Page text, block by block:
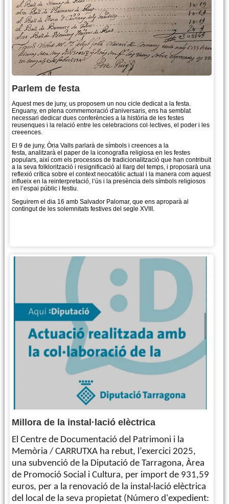
Parlem de festa
Aquest mes de juny, us proposem un nou cicle dedicat a la festa.
Enguany, en plena commemoració d'aniversaris, ens ha semblat
necessari dedicar dues conferències a la història de les festes
reusenques i la relació entre les celebracions col·lectives, el poder i les
creeences.
El 9 de juny, Òria Valls parlarà de símbols i creences a la
festa, analitzarà el paper de la iconografia religiosa en les festes
populars, així com els processos de tradicionalització que han contribuït
a la seva folklorització i resignificació al llarg del temps, i proposarà una
reflexió crítica sobre el context neocatòlic actual i la manera com aquest
influeix en la reinterpretació, l’ús i la presència dels símbols religiosos
en l’espai públic i festiu.
Seguirem el dia 16 amb Salvador Palomar, que ens aproparà al
contingut de les solemnitats festives del segle XVIII.
Millora de la instal·lació elèctrica
El Centre de Documentació del Patrimoni i la
Memòria / CARRUTXA ha rebut, l’exercici 2025,
una subvenció de la Diputació de Tarragona, Àrea
de Promoció Social i Cultura, per import de 931,59
euros, per a la renovació de la instal·lació elèctrica
del local de la seva propietat (Número d'expedient: